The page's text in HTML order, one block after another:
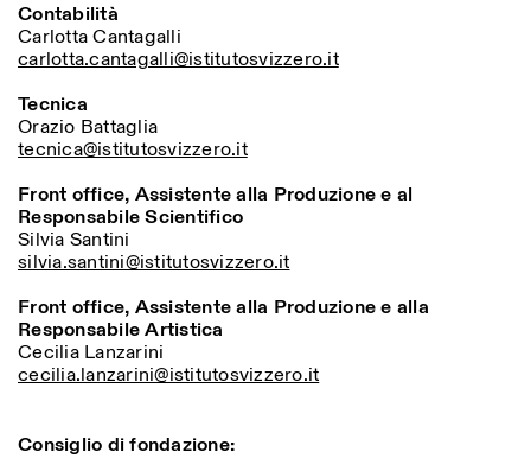
Contabilità
Carlotta Cantagalli
carlotta.cantagalli@istitutosvizzero.it
Tecnica
Orazio Battaglia
tecnica@istitutosvizzero.it
Front office, Assistente alla Produzione e al
Responsabile Scientifico
Silvia Santini
silvia.santini@istitutosvizzero.it
Front office, Assistente alla Produzione e alla
Responsabile Artistica
Cecilia Lanzarini
cecilia.lanzarini@istitutosvizzero.it
Consiglio di fondazione: